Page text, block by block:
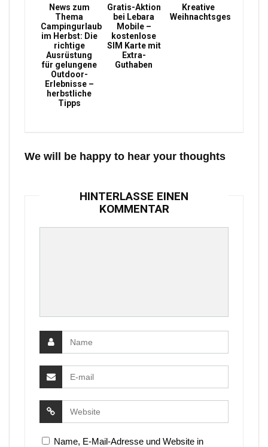
News zum
Thema
Campingurlaub
im Herbst: Die
richtige
Ausrüstung
für gelungene
Outdoor-
Erlebnisse –
herbstliche
Tipps
Gratis-Aktion
bei Lebara
Mobile –
kostenlose
SIM Karte mit
Extra-
Guthaben
Kreative
Weihnachtsgeschenke
We will be happy to hear your thoughts
HINTERLASSE EINEN
KOMMENTAR
Name, E-Mail-Adresse und Website in